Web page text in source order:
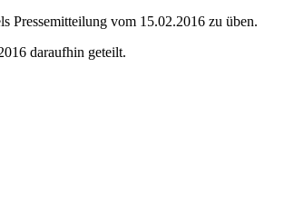
Pressemitteilung vom 15.02.2016 zu üben.
daraufhin geteilt.